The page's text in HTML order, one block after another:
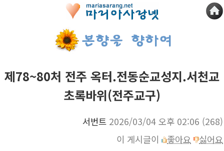
제78~80처 전주 옥터.전동순교성지.서천교
초록바위(전주교구)
서번트 2026/03/04 오후 02:06 (268)
이 게시글이
좋아요
싫어요